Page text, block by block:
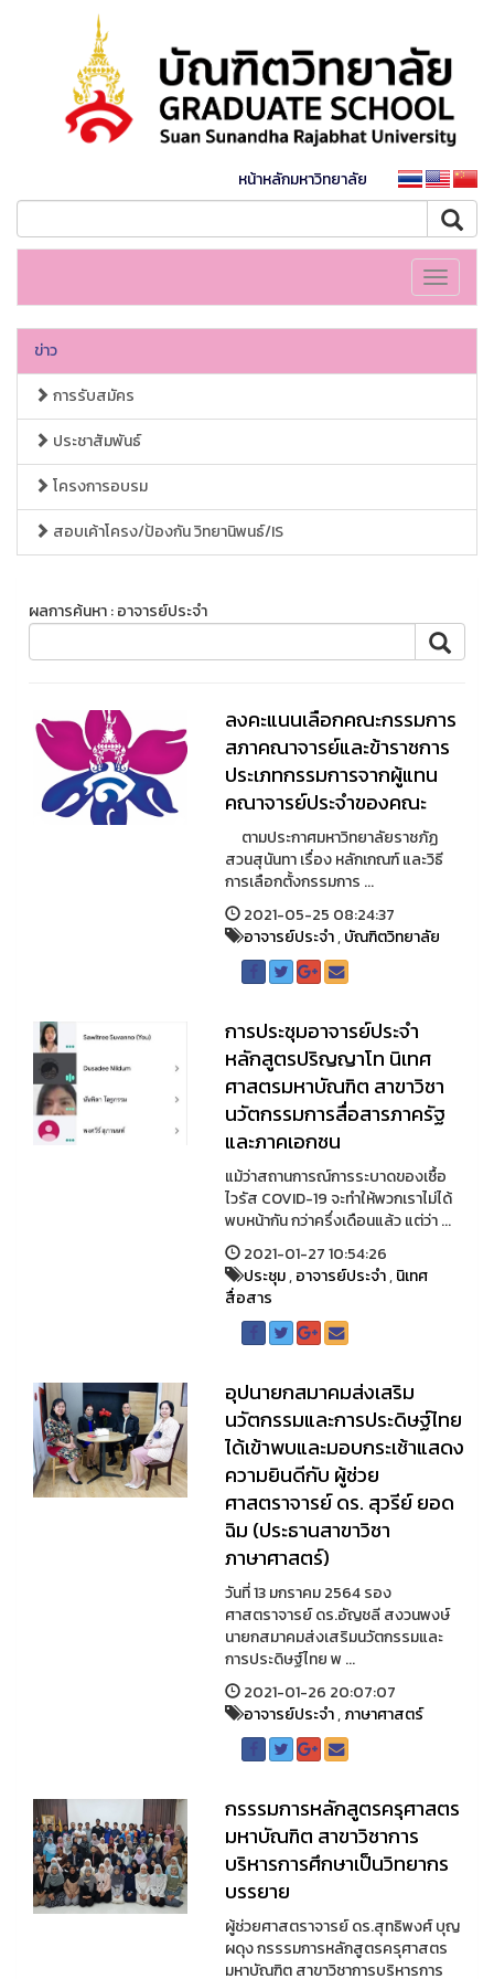
หน้าหลักมหาวิทยาลัย
Toggle
ข่าว
การรับสมัคร
ประชาสัมพันธ์
โครงการอบรม
สอบเค้าโครง/ป้องกัน วิทยานิพนธ์/IS
ผลการค้นหา : อาจารย์ประจำ
ลงคะแนนเลือกคณะกรรมการ
สภาคณาจารย์และข้าราชการ
ประเภทกรรมการจากผู้แทน
คณาจารย์ประจำของคณะ
ตามประกาศมหาวิทยาลัยราชภัฏ
สวนสุนันทา เรื่อง หลักเกณฑ์ และวิธี
การเลือกตั้งกรรมการ ...
2021-05-25 08:24:37
อาจารย์ประจำ,บัณฑิตวิทยาลัย
การประชุมอาจารย์ประจำ
หลักสูตรปริญญาโท นิเทศ
ศาสตรมหาบัณฑิต สาขาวิชา
นวัตกรรมการสื่อสารภาครัฐ
และภาคเอกชน
แม้ว่าสถานการณ์การระบาดของเชื้อ
ไวรัส COVID-19 จะทำให้พวกเราไม่ได้
พบหน้ากัน กว่าครึ่งเดือนแล้ว แต่ว่า ...
2021-01-27 10:54:26
ประชุม,อาจารย์ประจำ,นิเทศ
สื่อสาร
อุปนายกสมาคมส่งเสริม
นวัตกรรมและการประดิษฐ์ไทย
ได้เข้าพบและมอบกระเช้าแสดง
ความยินดีกับ ผู้ช่วย
ศาสตราจารย์ ดร. สุวรีย์ ยอด
ฉิม (ประธานสาขาวิชา
ภาษาศาสตร์)
วันที่ 13 มกราคม 2564 รอง
ศาสตราจารย์ ดร.อัญชลี สงวนพงษ์
นายกสมาคมส่งเสริมนวัตกรรมและ
การประดิษฐ์ไทย พ ...
2021-01-26 20:07:07
อาจารย์ประจำ,ภาษาศาสตร์
กรรรมการหลักสูตรครุศาสตร
มหาบัณฑิต สาขาวิชาการ
บริหารการศึกษาเป็นวิทยากร
บรรยาย
ผู้ช่วยศาสตราจารย์ ดร.สุทธิพงศ์ บุญ
ผดุง กรรรมการหลักสูตรครุศาสตร
มหาบัณฑิต สาขาวิชาการบริหารการ